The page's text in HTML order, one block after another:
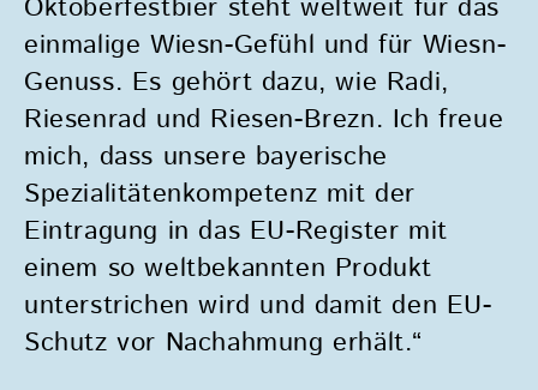
Oktoberfestbier steht weltweit für das
einmalige Wiesn-Gefühl und für Wiesn-
Genuss. Es gehört dazu, wie Radi,
Riesenrad und Riesen-Brezn. Ich freue
mich, dass unsere bayerische
Spezialitätenkompetenz mit der
Eintragung in das EU-Register mit
einem so weltbekannten Produkt
unterstrichen wird und damit den EU-
Schutz vor Nachahmung erhält.“